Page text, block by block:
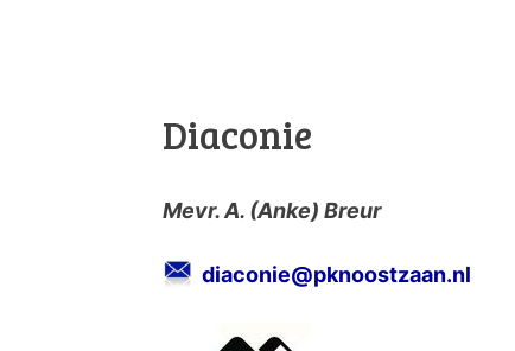
Diaconie
Mevr. A. (Anke) Breur
diaconie@pknoostzaan.nl